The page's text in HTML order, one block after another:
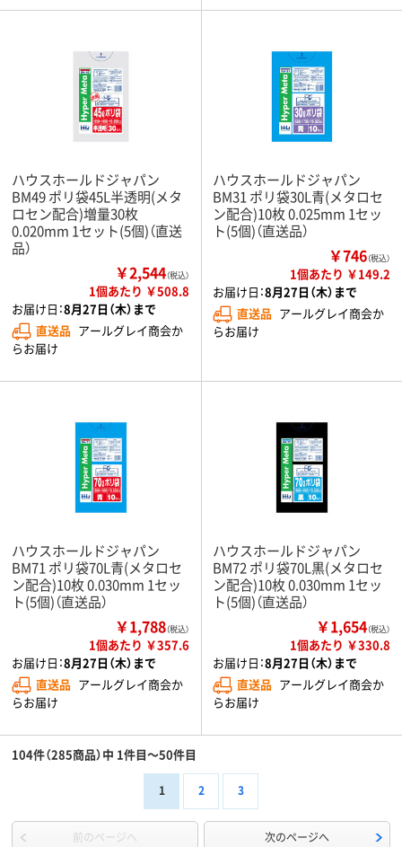
ハウスホールドジャパン
BM49 ポリ袋45L半透明(メタ
ロセン配合)増量30枚
0.020mm 1セット(5個)（直送
品）
￥2,544（税込）
1個あたり ￥508.8
お届け日：8月27日（木）まで
直送品 アールグレイ商会か
らお届け
ハウスホールドジャパン
BM31 ポリ袋30L青(メタロセ
ン配合)10枚 0.025mm 1セッ
ト(5個)（直送品）
￥746（税込）
1個あたり ￥149.2
お届け日：8月27日（木）まで
直送品 アールグレイ商会か
らお届け
ハウスホールドジャパン
BM71 ポリ袋70L青(メタロセ
ン配合)10枚 0.030mm 1セッ
ト(5個)（直送品）
￥1,788（税込）
1個あたり ￥357.6
お届け日：8月27日（木）まで
直送品 アールグレイ商会か
らお届け
ハウスホールドジャパン
BM72 ポリ袋70L黒(メタロセ
ン配合)10枚 0.030mm 1セッ
ト(5個)（直送品）
￥1,654（税込）
1個あたり ￥330.8
お届け日：8月27日（木）まで
直送品 アールグレイ商会か
らお届け
104件（285商品）中 1件目～50件目
1 2 3
前のページへ 次のページへ